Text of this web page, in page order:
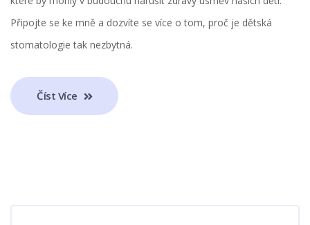
Připojte se ke mně a dozvíte se více o tom, proč je dětská
stomatologie tak nezbytná.
Číst Více